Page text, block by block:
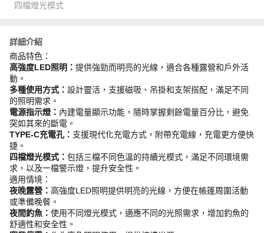
四檔燈光模式
詳細介紹
商品特色：
高強度LED照明： 提供強勁而明亮的光線，適合各種露營和戶外活
動。
多種使用方式： 設計靈活，支援磁吸、吊掛和支架搭配，滿足不同
的照明需求。
電源指示燈： 內建電量顯示功能，隨時掌握剩餘電量百分比，避免
突如其來的斷電。
TYPE-C充電孔： 支援現代化充電方式，附帶充電線，充電更方便快
捷。
四檔燈光模式： 包括三檔不同色溫的持續光模式，滿足不同環境需
求，以及一檔警示燈，提升安全性。
適用情境：
夜晚露營： 高強度LED照明提供明亮的光線，方便在帳篷周圍活動
或準備晚餐。
夜間釣魚： 使用不同燈光模式，適應不同的光照需求，增加釣魚的
舒適性和安全性。